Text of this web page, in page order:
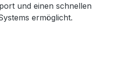
und einen schnellen
ermöglicht.